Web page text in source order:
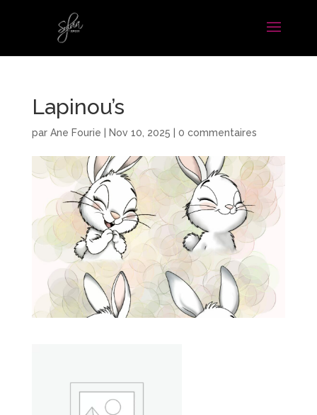
Lapinou’s
par Ane Fourie Nov 10, 2025 0 commentaires